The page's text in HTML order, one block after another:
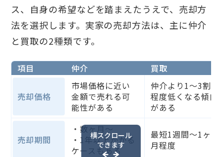
ス、自身の希望などを踏まえたうえで、売却方
法を選択します。実家の売却方法は、主に仲介
と買取の2種類です。
項目 仲介 買取
売却価格
市場価格に近い
金額で売れる可
能性がある
仲介より1〜3割
程度低くなる傾向
がある
売却期間
・数ヶ月〜
・1年以上かかる
ケースもある
最短1週間〜1ヶ
月程度
横スクロール
できます